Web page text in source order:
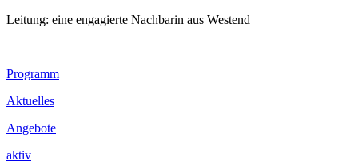
Leitung: eine engagierte Nachbarin aus Westend
Footer
Inhalt
Programm
Aktuelles
Angebote
aktiv